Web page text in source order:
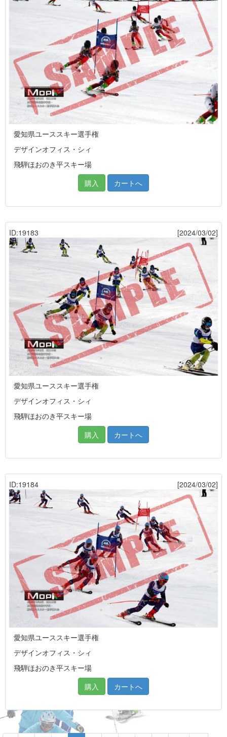
愛知県ユーススキー選手権
デザインオフィス・シィ
飛騨ほおのき平スキー場
購入
カートへ
ID:19183 [2024/03/02]
愛知県ユーススキー選手権
デザインオフィス・シィ
飛騨ほおのき平スキー場
購入
カートへ
ID:19184 [2024/03/02]
愛知県ユーススキー選手権
デザインオフィス・シィ
飛騨ほおのき平スキー場
購入
カートへ